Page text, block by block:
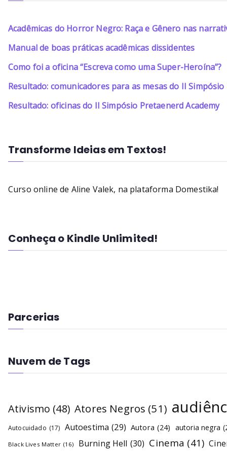
Acadêmicas do Horror Negro: Raça e Gênero nas
Manual de boas práticas acadêmicas dissidentes
Como foi a oficina “Escreva como uma Super-Heroína”?
Resultado: comunicadores para as mesas do II
Resultado: oficinas do II Simpósio Pretaenerd Academy
Transforme Ideias em Textos!
Curso online de Aline Valek, na plataforma Domestika!
Conheça o Kindle Unlimited!
Parcerias
Nuvem de Tags
Ativismo (48) Atores Negros (51)
Autocuidado (17) Autoestima (29) Autora (24) autoria negra
Black Lives Matter (16) Burning Hell (30) Cinema (41)